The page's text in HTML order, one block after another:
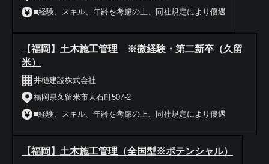
■経験、スキル、年齢を考慮の上、同社規定により優遇
【福岡】土木施工管理 ※微経験・第二新卒（久留
米）
井樋建設株式会社
福岡県久留米市大石町507-2
■経験、スキル、年齢を考慮の上、同社規定により優遇
【福岡】土木施工管理（全国型※ポテンシャル）